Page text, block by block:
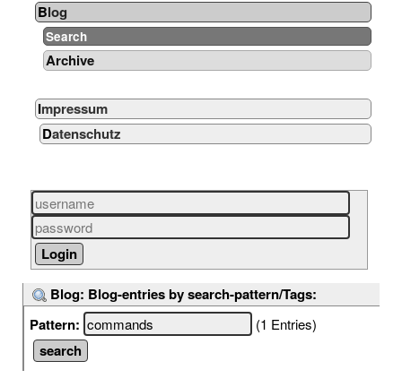
Blog
Search
Archive
Impressum
Datenschutz
Blog: Blog-entries by search-pattern/Tags:
Pattern:
(1 Entries)